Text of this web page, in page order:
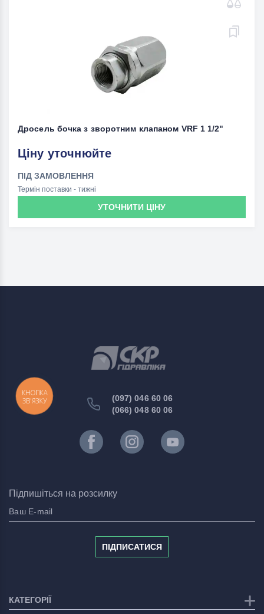
Дросель бочка з зворотним клапаном VRF 1 1/2"
Ціну уточнюйте
ПІД ЗАМОВЛЕННЯ
Термін поставки - тижні
УТОЧНИТИ ЦІНУ
(097) 046 60 06
(066) 048 60 06
Підпишіться на розсилку
ПІДПИСАТИСЯ
КАТЕГОРІЇ
КНОПКА
ЗВ'ЯЗКУ